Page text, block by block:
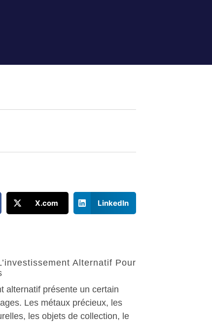
X.com LinkedIn
Alternatif Pour
alternatif présente un certain
Les métaux précieux, les
les objets de collection, le